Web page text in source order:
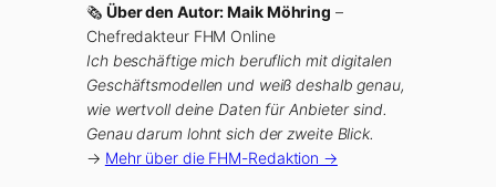
🗞 Über den Autor: Maik Möhring –
Chefredakteur FHM Online
Ich beschäftige mich beruflich mit digitalen
Geschäftsmodellen und weiß deshalb genau,
wie wertvoll deine Daten für Anbieter sind.
Genau darum lohnt sich der zweite Blick.
→ Mehr über die FHM-Redaktion →